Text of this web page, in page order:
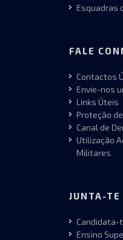
Esquadras
FALE
Contactos
Envie-nos
Links Úteis
Proteção
Canal de
Utilização
Militares
JUNTA-TE
Candidata-
Ensino